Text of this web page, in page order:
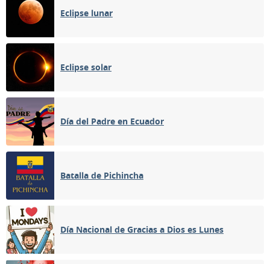
Eclipse lunar
Eclipse solar
Día del Padre en Ecuador
Batalla de Pichincha
Día Nacional de Gracias a Dios es Lunes